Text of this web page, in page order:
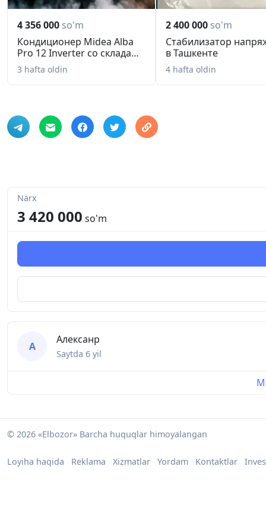
4 356 000 so'm
Кондиционер Midea Alba
Pro 12 Inverter со склада
в...
3 hafta oldin
2 400 000 so'm
Стабилизатор
в Ташкенте
4 hafta oldin
Narx
3 420 000 so'm
А
Алексанр
Saytda 6 yil
© 2026 «Elbozor» Barcha huquqlar himoyalangan
Loyiha haqida Reklama Xizmatlar Yordam Kontaktlar